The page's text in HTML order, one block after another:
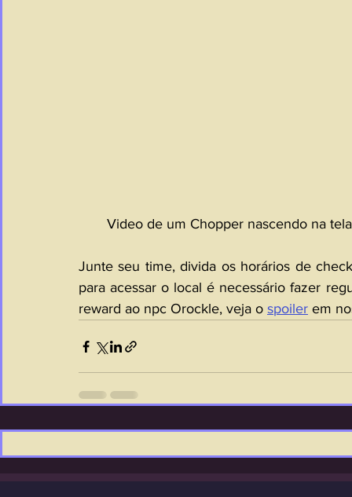
Video de um Chopper nascendo na
Junte seu time, divida os horários de
para acessar o local é necessário fazer
reward ao npc Orockle, veja o spoiler em